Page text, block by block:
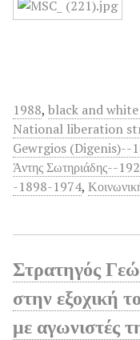
1988, black and
National liberation
Gewrgios (Digenis)--
Άντης Σωτηριάδης--
-1898-1974,
Στρατηγός
στην εξοχική
με αγωνιστές